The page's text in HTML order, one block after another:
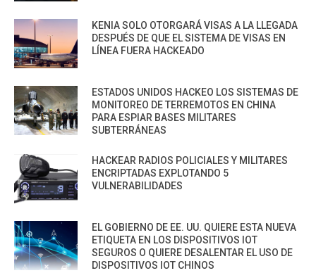
KENIA SOLO OTORGARÁ VISAS A LA LLEGADA
DESPUÉS DE QUE EL SISTEMA DE VISAS EN
LÍNEA FUERA HACKEADO
ESTADOS UNIDOS HACKEO LOS SISTEMAS DE
MONITOREO DE TERREMOTOS EN CHINA
PARA ESPIAR BASES MILITARES
SUBTERRÁNEAS
HACKEAR RADIOS POLICIALES Y MILITARES
ENCRIPTADAS EXPLOTANDO 5
VULNERABILIDADES
EL GOBIERNO DE EE. UU. QUIERE ESTA NUEVA
ETIQUETA EN LOS DISPOSITIVOS IOT
SEGUROS O QUIERE DESALENTAR EL USO DE
DISPOSITIVOS IOT CHINOS